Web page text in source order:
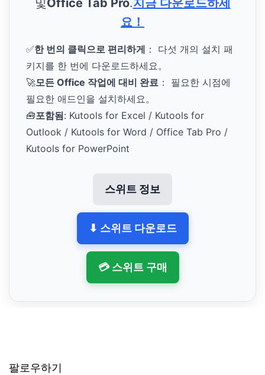
및Office Tab Pro.지금 다운로드하세
요！
✅한 번의 클릭으로 편리하게 ： 다섯 개의 설치 패
키지를 한 번에 다운로드하세요。
🚀모든 Office 작업에 대비 완료 ： 필요한 시점에
필요한 애드인을 설치하세요。
🧰포함됨: Kutools for Excel / Kutools for
Outlook / Kutools for Word / Office Tab Pro /
Kutools for PowerPoint
스위트 정보
⬇ 스위트 다운로드
💳 스위트 구매
팔로우하기